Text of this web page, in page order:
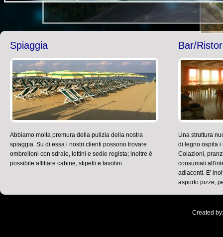
Spiaggia
Abbiamo molta premura della pulizia della nostra
spiaggia. Su di essa i nostri clienti possono trovare
ombrelloni con sdraie, lettini e sedie regista; inoltre è
possibile affittare cabine, stipetti e tavolini.
Bar/
Una struttura
di legno ospita i
Colazioni,
consumati
adiacenti. E'
asporto pizze,
Created